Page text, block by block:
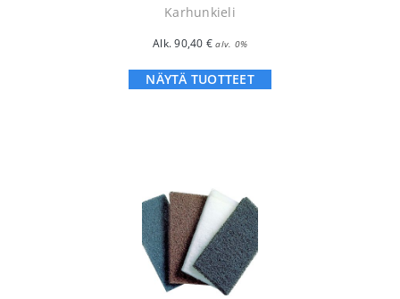
Karhunkieli
Alk.90,40 € alv. 0%
NÄYTÄ TUOTTEET